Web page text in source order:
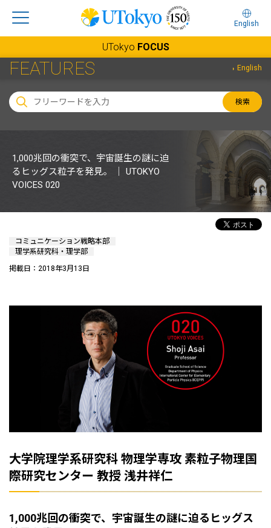
English
UTokyo FOCUS
FEATURES English
検索
1,000兆回の衝突で、宇宙誕生の謎に迫
るヒッグス粒子を発見。 ｜ UTOKYO
VOICES 020
コミュニケーション戦略本部
理学系研究科・理学部
掲載日：2018年3月13日
大学院理学系研究科 物理学専攻 素粒子物理国
際研究センター 教授 浅井祥仁
1,000兆回の衝突で、宇宙誕生の謎に迫るヒッグス